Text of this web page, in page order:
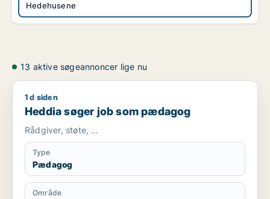
Hedehusene
13 aktive søgeannoncer lige nu
Heddia søger job som pædagog
1 d siden
Heddia søger job som pædagog
Rådgiver, støte, …
Type
Pædagog
Område